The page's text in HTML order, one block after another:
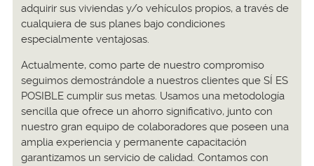
adquirir sus viviendas y/o vehículos propios, a través de
cualquiera de sus planes bajo condiciones
especialmente ventajosas.
Actualmente, como parte de nuestro compromiso
seguimos demostrándole a nuestros clientes que SÍ ES
POSIBLE cumplir sus metas. Usamos una metodología
sencilla que ofrece un ahorro significativo, junto con
nuestro gran equipo de colaboradores que poseen una
amplia experiencia y permanente capacitación
garantizamos un servicio de calidad. Contamos con